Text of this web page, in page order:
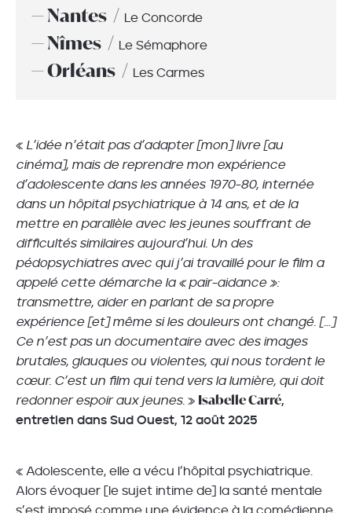
— Nantes Le Concorde
— Nîmes Le Sémaphore
— Orléans Les Carmes
« L’idée n’était pas d’adapter [mon] livre [au
cinéma], mais de reprendre mon expérience
d’adolescente dans les années 1970-80, internée
dans un hôpital psychiatrique à 14 ans, et de la
mettre en parallèle avec les jeunes souffrant de
difficultés similaires aujourd’hui. Un des
pédopsychiatres avec qui j’ai travaillé pour le film a
appelé cette démarche la « pair-aidance »:
transmettre, aider en parlant de sa propre
expérience [et] même si les douleurs ont changé. […]
Ce n’est pas un documentaire avec des images
brutales, glauques ou violentes, qui nous tordent le
cœur. C’est un film qui tend vers la lumière, qui doit
redonner espoir aux jeunes. » Isabelle Carré,
entretien dans Sud Ouest, 12 août 2025
« Adolescente, elle a vécu l’hôpital psychiatrique.
Alors évoquer [le sujet intime de] la santé mentale